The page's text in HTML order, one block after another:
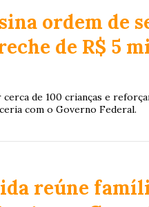
ordem de
de R$ 5
de 100 crianças e
com o Governo Federal.
reúne